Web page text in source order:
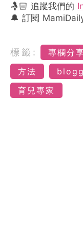
🤱🏻 追蹤我們的
🔔 訂閱
標籤: 專欄分
方法
育兒專家